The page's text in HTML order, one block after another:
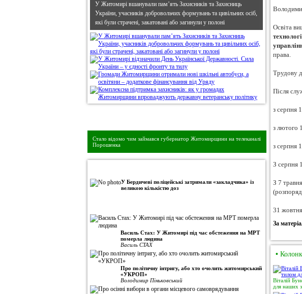
У Житомирі вшанували пам’ять Захисників та Захисниць
України, учасників добровольчих формувань та цивільних осіб,
які були страчені, закатовані або загинули у полоні
Стало відомо чим займався губернатор Житомирщини на телеканалі
Порошенка
У Бердичеві поліцейські затримали «закладчика» із
великою кількістю доз
Василь Стах: У Житомирі під час обстеження на МРТ
померла людина
Василь СТАХ
Про політичну інтригу, або хто очолить житомирський
«УКРОП»
Володимир Піньковський
Освіта
права.
Трудову
Після
з серпня
з лютого
з серпня
З серпня
З 7
31
За
•
Віталій
для наших